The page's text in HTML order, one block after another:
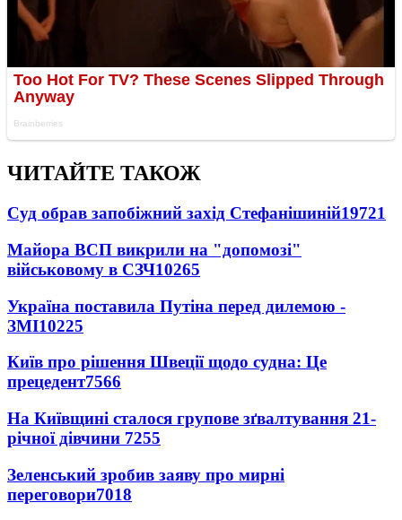
ЧИТАЙТЕ ТАКОЖ
Суд обрав запобіжний захід Стефанішиній19721
Майора ВСП викрили на "допомозі"
військовому в СЗЧ10265
Україна поставила Путіна перед дилемою -
ЗМІ10225
Київ про рішення Швеції щодо судна: Це
прецедент7566
На Київщині сталося групове зґвалтування 21-
річної дівчини 7255
Зеленський зробив заяву про мирні
переговори7018